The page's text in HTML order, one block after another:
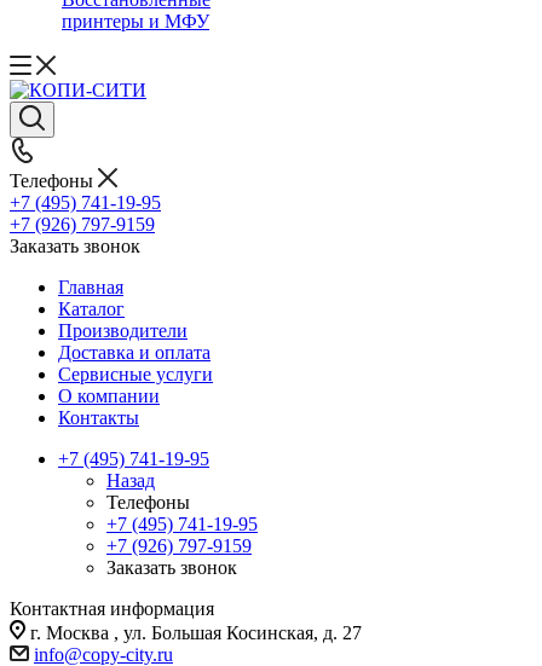
принтеры и МФУ
Телефоны
+7 (495) 741-19-95
+7 (926) 797-9159
Заказать звонок
Главная
Каталог
Производители
Доставка и оплата
Сервисные услуги
О компании
Контакты
+7 (495) 741-19-95
Назад
Телефоны
+7 (495) 741-19-95
+7 (926) 797-9159
Заказать звонок
Контактная информация
г. Москва , ул. Большая Косинская, д. 27
info@copy-city.ru